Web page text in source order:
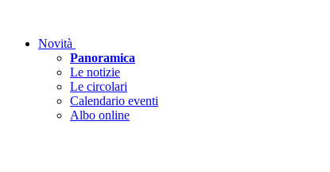
Novità
Panoramica
Le notizie
Le circolari
Calendario eventi
Albo online